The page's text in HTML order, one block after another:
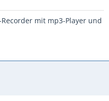
Recorder mit mp3-Player und